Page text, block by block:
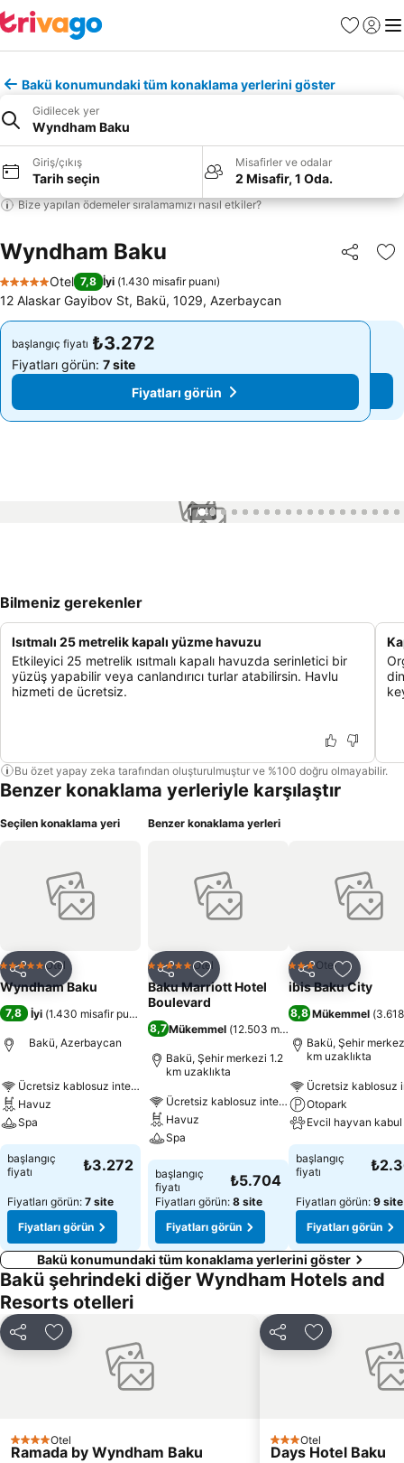
Favoriler
Giriş
Bakü konumundaki tüm konaklama yerlerini göster
Gidilecek yer
Wyndham Baku
Giriş/çıkış
Tarih seçin
Misafirler ve odalar
2 Misafir, 1 Oda.
Bize yapılan ödemeler sıralamamızı nasıl etkiler?
Wyndham Baku Paylaş
5 Yıldız
Otel 7,8 İyi (1.430 misafir puanı)
12 Alaskar Gayibov St, Bakü, 1029, Azerbaycan
başlangıç fiyatı ₺3.272
Fiyatları görün: 7 site
Fiyatları görün
başlangıç fiyatı ₺3.272
Fiyatları görün: 7 site
Fiyatları görün
1 / 40
Bilmeniz gerekenler
Isıtmalı 25 metrelik kapalı yüzme havuzu
Etkileyici 25 metrelik ısıtmalı kapalı havuzda serinletici bir
yüzüş yapabilir veya canlandırıcı turlar atabilirsin. Havlu
hizmeti de ücretsiz.
Bu özet yapay zeka tarafından oluşturulmuştur ve %100 doğru olmayabilir.
Benzer konaklama yerleriyle karşılaştır
Seçilen konaklama yeri
Paylaş Favorilerime ekle
5 Yıldız Otel
Wyndham Baku
7,8 İyi (1.430 misafir puanı
Bakü, Azerbaycan
Ücretsiz kablosuz internet
Havuz
Spa
başlangıç
fiyatı
₺3.272
Fiyatları görün: 7 site
Fiyatları görün
Benzer konaklama yerleri
Paylaş Favorilerime ekle
5 Yıldız Otel
Baku Marriott Hotel
Boulevard
8,7Mükemmel (12.503 misafir puanı
Bakü, Şehir merkezi 1.2
km uzaklıkta
Ücretsiz kablosuz internet
Havuz
Spa
başlangıç
fiyatı
₺5.704
Fiyatları görün: 8 site
Fiyatları görün
Paylaş
3 YıldızOtel
ibis Baku City
8,8 Mükemmel (
Bakü, Şehir
km uzaklıkta
Ücretsiz kablosuz
Otopark
Evcil hayvan
başlangıç
fiyatı
Fiyatları görün: 9 site
Fiyatları görün
Bakü konumundaki tüm konaklama yerlerini göster
Bakü şehrindeki diğer Wyndham Hotels and
Resorts otelleri
Paylaş Favorilerime ekle
4 YıldızOtel
Ramada by Wyndham Baku
Paylaş Favorilerime
3 Yıldız
Otel
Days Hotel Baku